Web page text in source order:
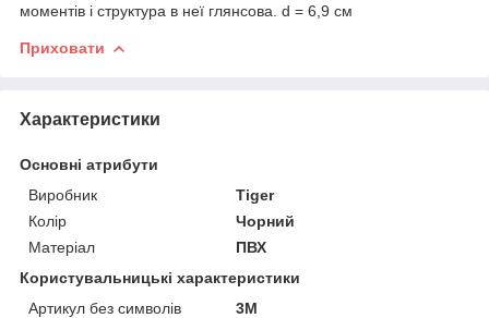
моментів і структура в неї глянсова. d = 6,9 см
Приховати
Характеристики
Основні атрибути
Виробник
Tiger
Колір
Чорний
Матеріал
ПВХ
Користувальницькі характеристики
Артикул без символів
3М